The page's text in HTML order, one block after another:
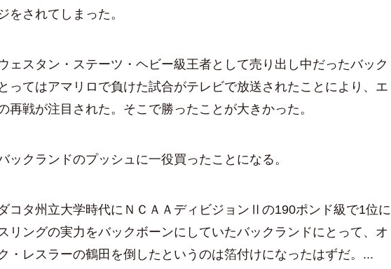
をされてしまった。
ェスタン・ステーツ・ヘビー級王者として売り出し中だったバック
ってはアマリロで負けた試合がテレビで放送されたことにより、エ
再戦が注目された。そこで勝ったことが大きかった。
ックランドのプッシュに一役買ったことになる。
コタ州立大学時代にＮＣＡＡディビジョンⅡの190ポンド級で1位に
リングの実力をバックボーンにしていたバックランドにとって、オ
・レスラーの鶴田を倒したというのは箔付けになったはずだ。...